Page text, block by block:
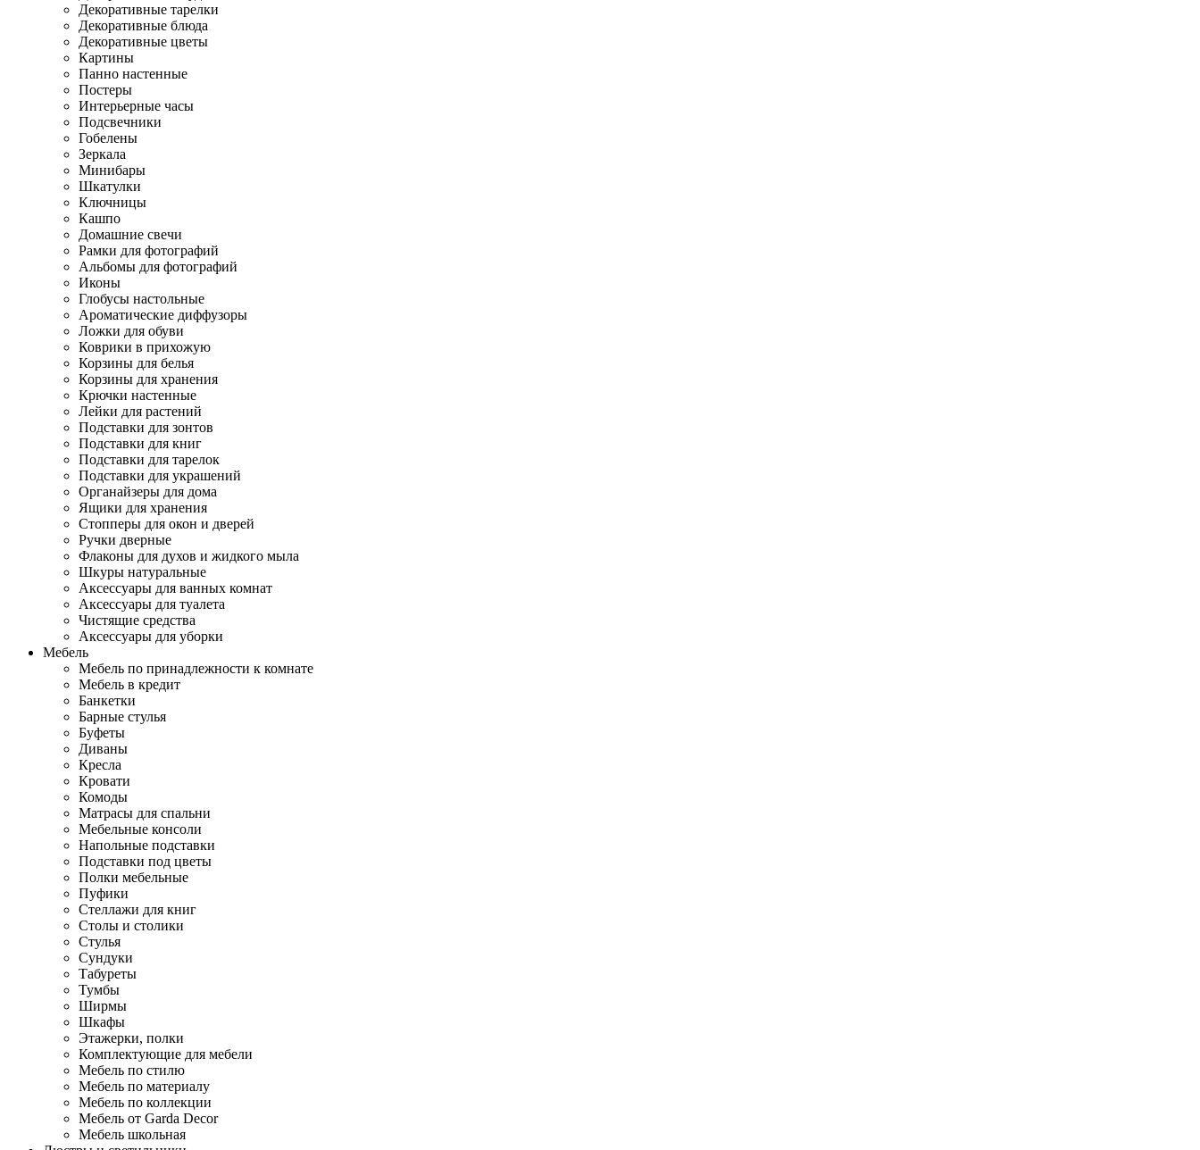
Декоративные тарелки
Декоративные блюда
Декоративные цветы
Картины
Панно настенные
Постеры
Интерьерные часы
Подсвечники
Гобелены
Зеркала
Минибары
Шкатулки
Ключницы
Кашпо
Домашние свечи
Рамки для фотографий
Альбомы для фотографий
Иконы
Глобусы настольные
Ароматические диффузоры
Ложки для обуви
Коврики в прихожую
Корзины для белья
Корзины для хранения
Крючки настенные
Лейки для растений
Подставки для зонтов
Подставки для книг
Подставки для тарелок
Подставки для украшений
Органайзеры для дома
Ящики для хранения
Стопперы для окон и дверей
Ручки дверные
Флаконы для духов и жидкого мыла
Шкуры натуральные
Аксессуары для ванных комнат
Аксессуары для туалета
Чистящие средства
Аксессуары для уборки
Мебель
Мебель по принадлежности к комнате
Мебель в кредит
Банкетки
Барные стулья
Буфеты
Диваны
Кресла
Кровати
Комоды
Матрасы для спальни
Мебельные консоли
Напольные подставки
Подставки под цветы
Полки мебельные
Пуфики
Стеллажи для книг
Столы и столики
Стулья
Сундуки
Табуреты
Тумбы
Ширмы
Шкафы
Этажерки, полки
Комплектующие для мебели
Мебель по стилю
Мебель по материалу
Мебель по коллекции
Мебель от Garda Decor
Мебель школьная